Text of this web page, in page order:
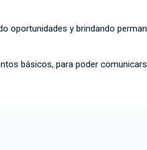
oportunidades y brindando
básicos, para poder